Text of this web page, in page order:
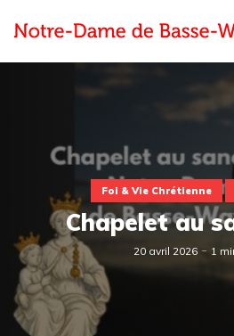
Foi & Vie Chrétienne
Chapelet au
20 avril 2026 1